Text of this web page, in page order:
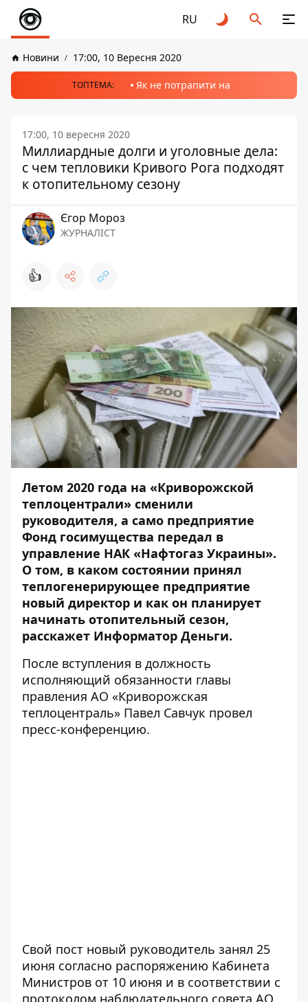
RU
Новини 17:00, 10 Вересня 2020
ТОПТЕМА: Як не потрапити на
17:00, 10 вересня 2020
Миллиардные долги и уголовные дела:
с чем тепловики Кривого Рога подходят
к отопительному сезону
Єгор Мороз
ЖУРНАЛІСТ
👍
Летом 2020 года на «Криворожской
теплоцентрали» сменили
руководителя, а само предприятие
Фонд госимущества передал в
управление НАК «Нафтогаз Украины».
О том, в каком состоянии принял
теплогенерирующее предприятие
новый директор и как он планирует
начинать отопительный сезон,
расскажет Информатор Деньги.
После вступления в должность
исполняющий обязанности главы
правления АО «Криворожская
теплоцентраль» Павел Савчук провел
пресс-конференцию.
Свой пост новый руководитель занял 25
июня согласно распоряжению Кабинета
Министров от 10 июня и в соответствии с
протоколом наблюдательного совета АО